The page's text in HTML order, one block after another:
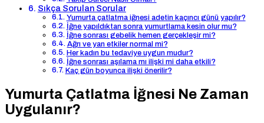
Sıkça Sorulan Sorular
Yumurta çatlatma iğnesi adetin kaçıncı günü yapılır?
İğne yapıldıktan sonra yumurtlama kesin olur mu?
İğne sonrası gebelik hemen gerçekleşir mi?
Ağrı ve yan etkiler normal mi?
Her kadın bu tedaviye uygun mudur?
İğne sonrası aşılama mı ilişki mi daha etkili?
Kaç gün boyunca ilişki önerilir?
Yumurta Çatlatma İğnesi Ne Zaman
Uygulanır?